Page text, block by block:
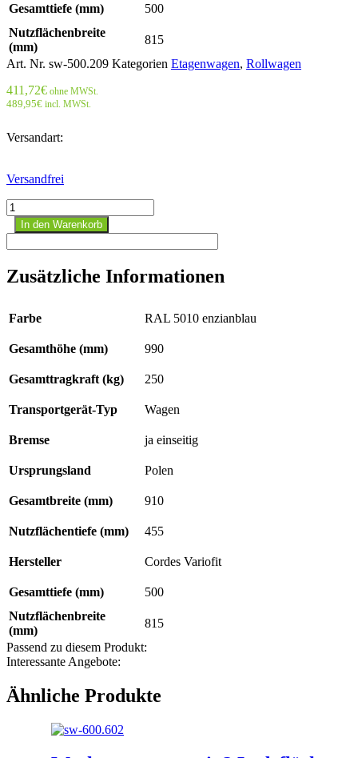
Gesamttiefe (mm)
500
Nutzflächenbreite
(mm)
815
Art. Nr. sw-500.209 Kategorien Etagenwagen, Rollwagen
411,72€ ohne MWSt.
489,95€ incl. MWSt.
Versandart:
Versandfrei
Etagenwagen
niedrig
Menge
In den Warenkorb
Zusätzliche Informationen
Farbe RAL 5010 enzianblau
Gesamthöhe (mm) 990
Gesamttragkraft (kg) 250
Transportgerät-Typ Wagen
Bremse ja einseitig
Ursprungsland Polen
Gesamtbreite (mm) 910
Nutzflächentiefe (mm) 455
Hersteller Cordes Variofit
Gesamttiefe (mm)
500
Nutzflächenbreite
(mm)
815
Passend zu diesem Produkt:
Interessante Angebote:
Ähnliche Produkte